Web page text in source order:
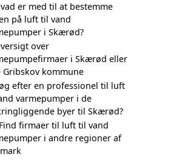
er med til at bestemme
på luft til vand
i Skærød?
over
i Skærød eller
Gribskov kommune
efter en professionel til luft
varmepumper i de
byer til Skærød?
Find firmaer til luft til vand
i andre regioner af